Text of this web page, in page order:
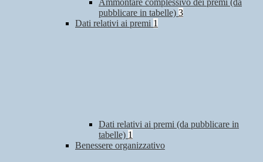
Ammontare complessivo dei premi (da
pubblicare in tabelle) 3
Dati relativi ai premi 1
Dati relativi ai premi (da pubblicare in
tabelle) 1
Benessere organizzativo